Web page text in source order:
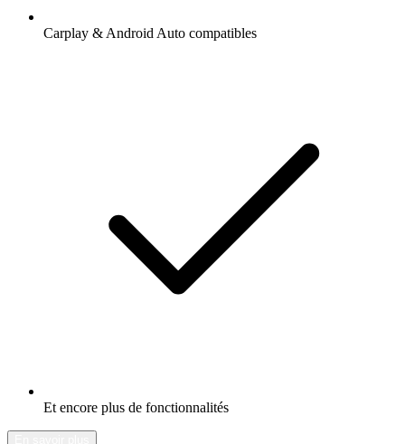
Carplay & Android Auto compatibles
Et encore plus de fonctionnalités